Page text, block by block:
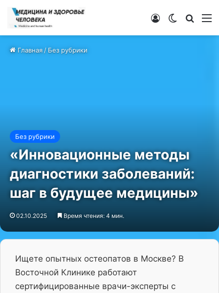
Switch skin
Войти
Главная/Без рубрики
Без рубрики
«Инновационные методы
диагностики заболеваний:
шаг в будущее медицины»
02.10.2025 Время чтения: 4 мин.
Ищете опытных остеопатов в Москве? В
Восточной Клинике работают
сертифицированные врачи-эксперты с